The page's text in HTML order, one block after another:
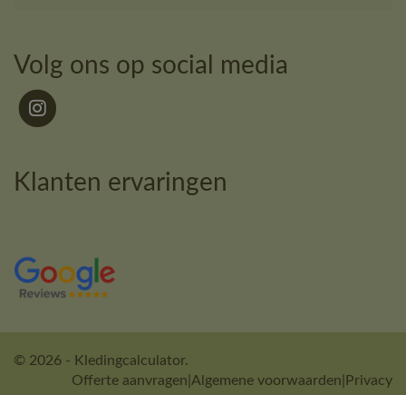
Volg ons op social media
Klanten ervaringen
© 2026 - Kledingcalculator.
Offerte aanvragen Algemene voorwaarden Privacy